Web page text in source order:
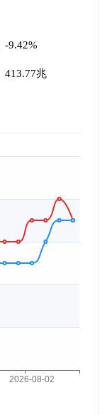
-9.42%
413.77兆